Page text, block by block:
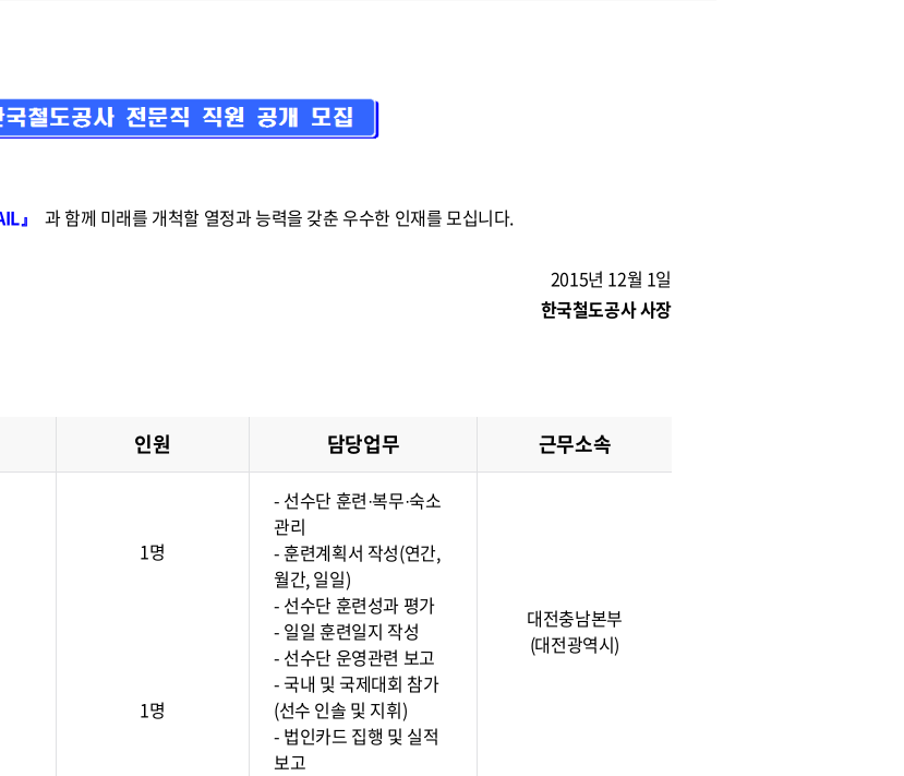
』 과 함께 미래를 개척할 열정과 능력을 갖춘 우수한 인재를 모십니다.
2015년 12월 1일
한국철도공사 사장
인원 담당업무 근무소속
1명
- 선수단 훈련·복무·숙소
관리
- 훈련계획서 작성(연간,
월간, 일일)
- 선수단 훈련성과 평가
- 일일 훈련일지 작성
- 선수단 운영관련 보고
- 국내 및 국제대회 참가
(선수 인솔 및 지휘)
- 법인카드 집행 및 실적
보고
대전충남본부
(대전광역시)
1명